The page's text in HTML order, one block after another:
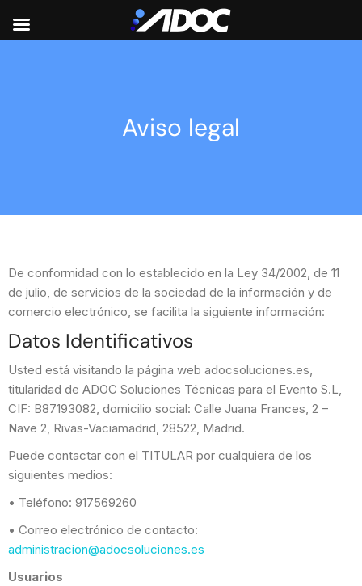
Aviso legal
De conformidad con lo establecido en la Ley 34/2002, de 11
de julio, de servicios de la sociedad de la información y de
comercio electrónico, se facilita la siguiente información:
Datos Identificativos
Usted está visitando la página web adocsoluciones.es,
titularidad de ADOC Soluciones Técnicas para el Evento S.L,
CIF: B87193082, domicilio social: Calle Juana Frances, 2 –
Nave 2, Rivas-Vaciamadrid, 28522, Madrid.
Puede contactar con el TITULAR por cualquiera de los
siguientes medios:
• Teléfono: 917569260
• Correo electrónico de contacto:
administracion@adocsoluciones.es
Usuarios